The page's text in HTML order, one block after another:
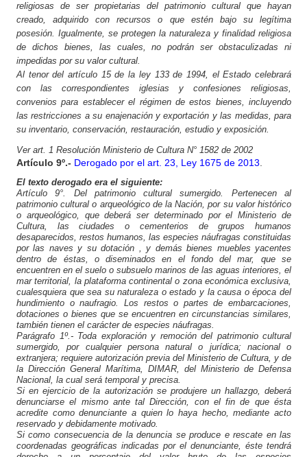
religiosas de ser propietarias del patrimonio cultural que hayan
creado, adquirido con recursos o que estén bajo su legítima
posesión. Igualmente, se protegen la naturaleza y finalidad religiosa
de dichos bienes, las cuales, no podrán ser obstaculizadas ni
impedidas por su valor cultural.
Al tenor del artículo 15 de la ley 133 de 1994, el Estado celebrará
con las correspondientes iglesias y confesiones religiosas,
convenios para establecer el régimen de estos bienes, incluyendo
las restricciones a su enajenación y exportación y las medidas, para
su inventario, conservación, restauración, estudio y exposición.
Ver art. 1 Resolución Ministerio de Cultura N° 1582 de 2002
Artículo 9º.- Derogado por el art. 23, Ley 1675 de 2013
El texto derogado era el siguiente:
Artículo 9°. Del patrimonio cultural sumergido. Pertenecen al
patrimonio cultural o arqueológico de la Nación, por su valor histórico
o arqueológico, que deberá ser determinado por el Ministerio de
Cultura, las ciudades o cementerios de grupos humanos
desaparecidos, restos humanos, las especies náufragas constituidas
por las naves y su dotación , y demás bienes muebles yacentes
dentro de éstas, o diseminados en el fondo del mar, que se
encuentren en el suelo o subsuelo marinos de las aguas interiores, el
mar territorial, la plataforma continental o zona económica exclusiva,
cualesquiera que sea su naturaleza o estado y la causa o época del
hundimiento o naufragio. Los restos o partes de embarcaciones,
dotaciones o bienes que se encuentren en circunstancias similares,
también tienen el carácter de especies náufragas.
Parágrafo 1º.- Toda exploración y remoción del patrimonio cultural
sumergido, por cualquier persona natural o jurídica; nacional o
extranjera; requiere autorización previa del Ministerio de Cultura, y de
la Dirección General Marítima, DIMAR, del Ministerio de Defensa
Nacional, la cual será temporal y precisa.
Si en ejercicio de la autorización se produjere un hallazgo, deberá
denunciarse el mismo ante tal Dirección, con el fin de que ésta
acredite como denunciante a quien lo haya hecho, mediante acto
reservado y debidamente motivado.
Si como consecuencia de la denuncia se produce e rescate en las
coordenadas geográficas indicadas por el denunciante, éste tendrá